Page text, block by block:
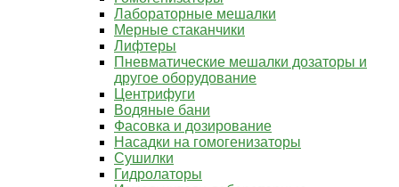
Лабораторные мешалки
Мерные стаканчики
Лифтеры
Пневматические мешалки дозаторы и
другое оборудование
Центрифуги
Водяные бани
Фасовка и дозирование
Насадки на гомогенизаторы
Сушилки
Гидролаторы